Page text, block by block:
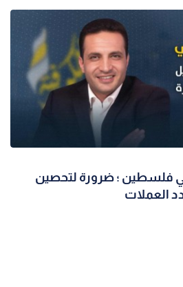
فلسطين ؛ ضرورة لتحصين
العملات